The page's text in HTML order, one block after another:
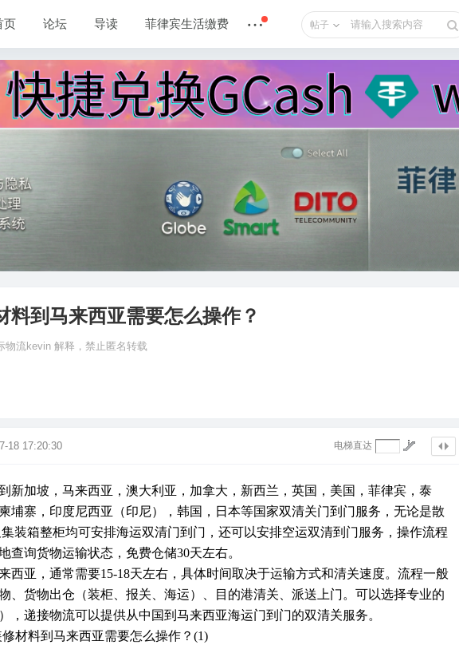
页 论坛 导读 菲律宾生活缴费 帖子
料到马来西亚需要怎么操作？
流kevin 解释，禁止匿名转载
18 17:20:30 电梯直达
新加坡，马来西亚，澳大利亚，加拿大，新西兰，英国，美国，菲律宾，泰
埔寨，印度尼西亚（印尼），韩国，日本等国家双清关门到门服务，无论是散
装箱整柜均可安排海运双清门到门，还可以安排空运双清到门服务，操作流程
查询货物运输状态，免费仓储30天左右。
西亚，通常需要15-18天左右，具体时间取决于运输方式和清关速度。流程一般
、货物出仓（装柜、报关、海运）、目的港清关、派送上门。可以选择专业的
，递接物流可以提供从中国到马来西亚海运门到门的双清关服务。